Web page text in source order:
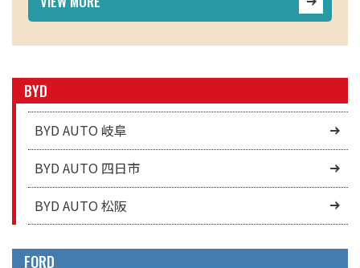
BYD
BYD AUTO 岐阜
BYD AUTO 四日市
BYD AUTO 松阪
FORD